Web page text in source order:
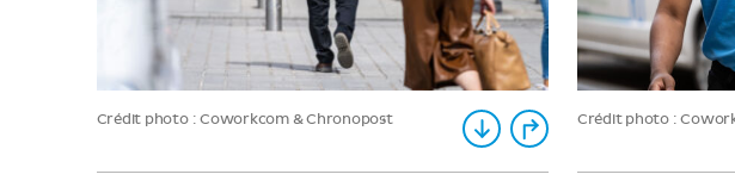
Crédit photo : Coworkcom & Chronopost Crédit photo :